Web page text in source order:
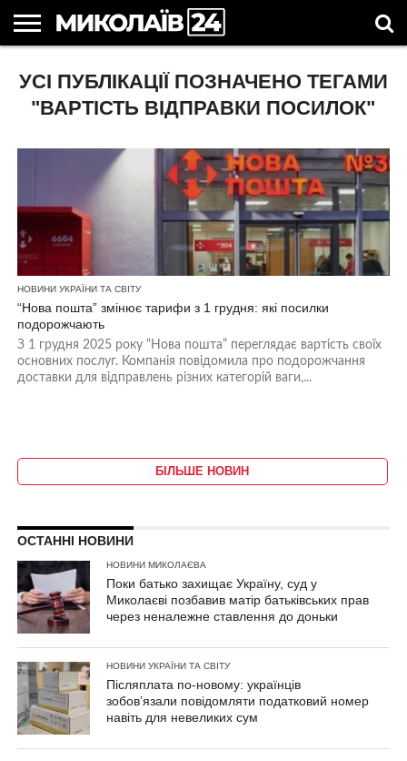
НОВИНИ
НОВИНИ
МИКОЛАЄВА
МИКОЛАЇВСЬКА
ОБЛАСТЬ
НОВИНИ
СПОРТУ
УКРАЇНА
ТА СВІТ
НОВИНИ
КОМПАНІЙ
АСТРОЛОГІЯ
СВЯТА
В
УКРАЇНІ
КОРИСНІ
СТАТТІ
УСІ ПУБЛІКАЦІЇ ПОЗНАЧЕНО ТЕГАМИ
"ВАРТІСТЬ ВІДПРАВКИ ПОСИЛОК"
НОВИНИ УКРАЇНИ ТА СВІТУ
“Нова пошта” змінює тарифи з 1 грудня: які посилки
подорожчають
З 1 грудня 2025 року “Нова пошта” переглядає вартість своїх
основних послуг. Компанія повідомила про подорожчання
доставки для відправлень різних категорій ваги,...
БІЛЬШЕ НОВИН
ОСТАННІ НОВИНИ
НОВИНИ МИКОЛАЄВА
Поки батько захищає Україну, суд у
Миколаєві позбавив матір батьківських прав
через неналежне ставлення до доньки
НОВИНИ УКРАЇНИ ТА СВІТУ
Післяплата по-новому: українців
зобов’язали повідомляти податковий номер
навіть для невеликих сум